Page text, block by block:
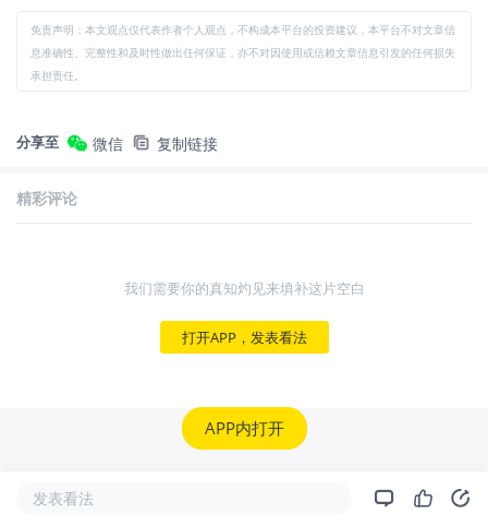
免责声明：本文观点仅代表作者个人观点，不构成本平台的投资建议，本平台不对文章信
息准确性、完整性和及时性做出任何保证，亦不对因使用或信赖文章信息引发的任何损失
承担责任。
分享至 微信 复制链接
精彩评论
我们需要你的真知灼见来填补这片空白
打开APP，发表看法
APP内打开
发表看法